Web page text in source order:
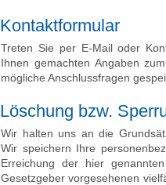
Kontaktformular
Treten Sie per E-Mail oder
Ihnen gemachten Angaben
mögliche Anschlussfragen
Löschung bzw.
Wir halten uns an die
Wir speichern Ihre
Erreichung der hier
Gesetzgeber vorgesehenen